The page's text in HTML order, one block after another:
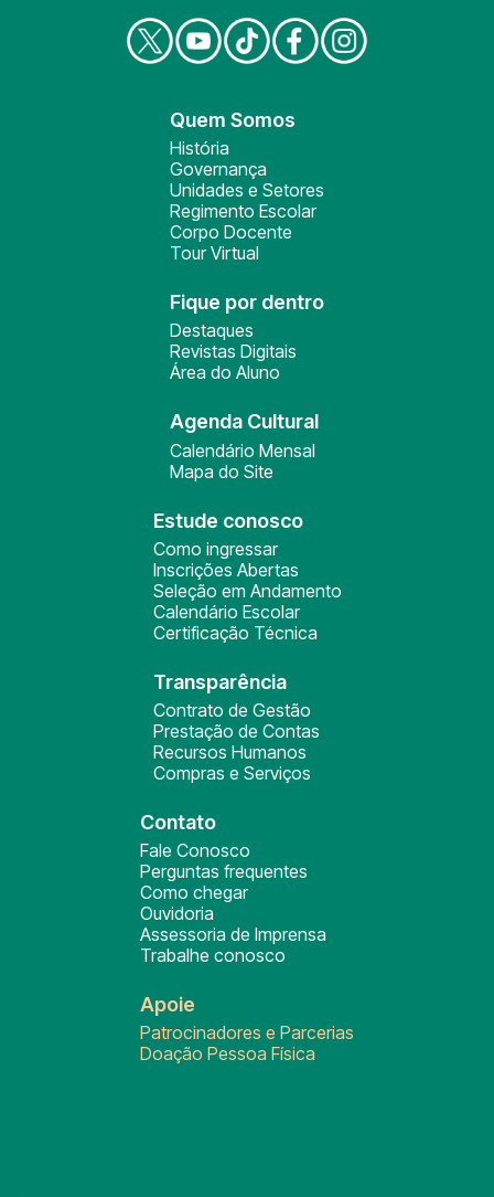
Quem Somos
História
Governança
Unidades e Setores
Regimento Escolar
Corpo Docente
Tour Virtual
Fique por dentro
Destaques
Revistas Digitais
Área do Aluno
Agenda Cultural
Calendário Mensal
Mapa do Site
Estude conosco
Como ingressar
Inscrições Abertas
Seleção em Andamento
Calendário Escolar
Certificação Técnica
Transparência
Contrato de Gestão
Prestação de Contas
Recursos Humanos
Compras e Serviços
Contato
Fale Conosco
Perguntas frequentes
Como chegar
Ouvidoria
Assessoria de Imprensa
Trabalhe conosco
Apoie
Patrocinadores e Parcerias
Doação Pessoa Física